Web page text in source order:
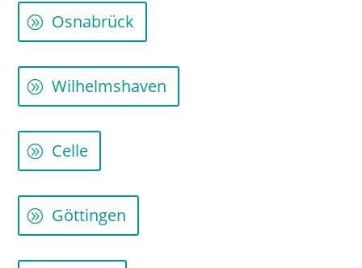
Osnabrück
Wilhelmshaven
Celle
Göttingen